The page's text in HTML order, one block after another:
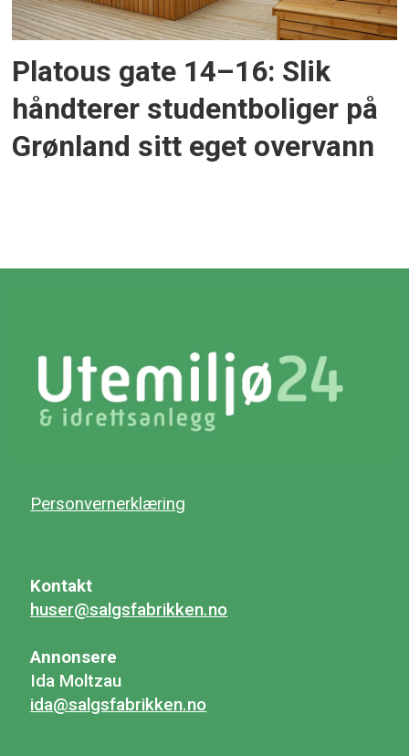
Platous gate 14–16: Slik
håndterer studentboliger på
Grønland sitt eget overvann
Personvernerklæring
Kontakt
huser@salgsfabrikken.no
Annonsere
Ida Moltzau
ida@salgsfabrikken.no